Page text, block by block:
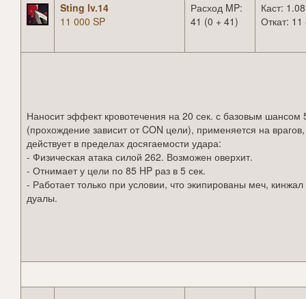
Sting lv.14
11 000 SP
Расход MP:
41 (0 + 41)
Каст:
Откат: 11
Наносит эффект кровотечения на 20 сек. с базовым шансом
(прохождение зависит от CON цели), применяется на врагов,
действует в пределах досягаемости удара:
- Физическая атака силой 262. Возможен оверхит.
- Отнимает у цели по 85 HP раз в 5 сек.
- Работает только при условии, что экипированы меч,
дуалы.